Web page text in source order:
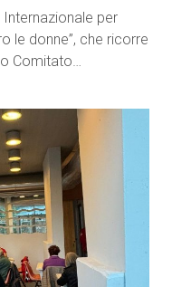
Internazionale per
le donne”, che ricorre
Comitato…